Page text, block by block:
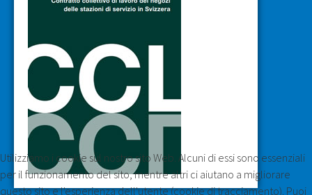
Utilizziamo i cookie sul nostro sito Web. Alcuni di essi sono essenziali
per il funzionamento del sito, mentre altri ci aiutano a migliorare
questo sito e l'esperienza dell'utente (cookie di tracciamento). Puoi